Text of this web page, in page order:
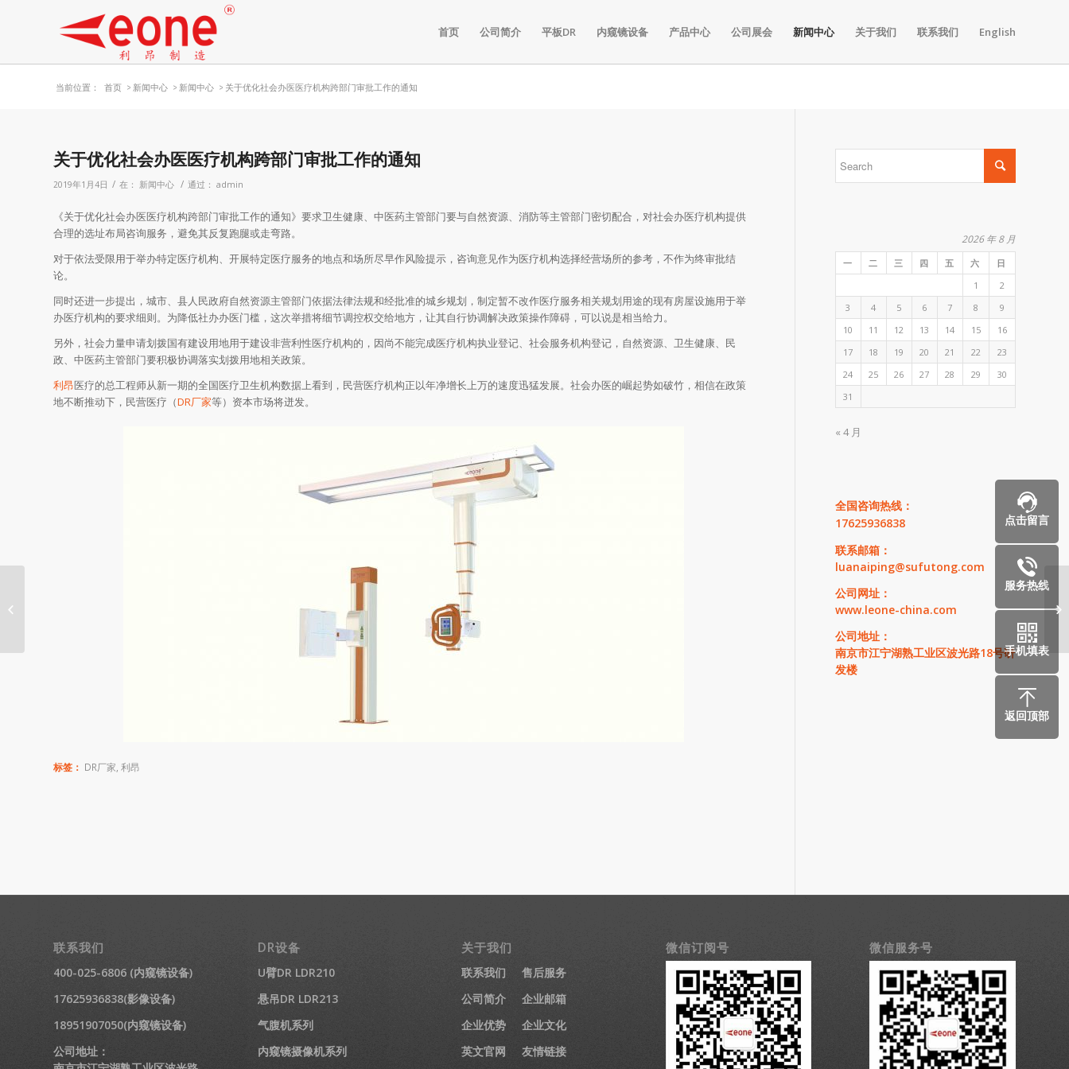
首页 公司简介 平板DR 内窥镜设备 产品中心 公司展会 新闻中心 关于我们 联系我们 English
当前位置： 首页 > 新闻中心 > 新闻中心 > 关于优化社会办医医疗机构跨部门审批工作的通知
关于优化社会办医医疗机构跨部门审批工作的通知
2019年1月4日 / 在： 新闻中心 / 通过： admin
《关于优化社会办医医疗机构跨部门审批工作的通知》要求卫生健康、中医药主管部门要与自然资源、消防等主管部门密切配合，对社会办医疗机构提供
合理的选址布局咨询服务，避免其反复跑腿或走弯路。
对于依法受限用于举办特定医疗机构、开展特定医疗服务的地点和场所尽早作风险提示，咨询意见作为医疗机构选择经营场所的参考，不作为终审批结
论。
同时还进一步提出，城市、县人民政府自然资源主管部门依据法律法规和经批准的城乡规划，制定暂不改作医疗服务相关规划用途的现有房屋设施用于举
办医疗机构的要求细则。为降低社办办医门槛，这次举措将细节调控权交给地方，让其自行协调解决政策操作障碍，可以说是相当给力。
另外，社会力量申请划拨国有建设用地用于建设非营利性医疗机构的，因尚不能完成医疗机构执业登记、社会服务机构登记，自然资源、卫生健康、民
政、中医药主管部门要积极协调落实划拨用地相关政策。
利昂医疗的总工程师从新一期的全国医疗卫生机构数据上看到，民营医疗机构正以年净增长上万的速度迅猛发展。社会办医的崛起势如破竹，相信在政策
地不断推动下，民营医疗（DR厂家等）资本市场将迸发。
标签： DR厂家, 利昂
2026 年 8 月
一 二 三 四 五 六
日
1
2
3
4 5 6 7 8
9
10
11 12 13 14 15
16
17
18 19 20 21 22
23
24
25 26 27 28 29
30
31
« 4 月
全国咨询热线：
17625936838
联系邮箱：
luanaiping@sufutong.com
公司网址：
www.leone-china.com
公司地址：
南京市江宁湖熟工业区波光路18号研
发楼
联系我们
400-025-6806 (内窥镜设备)
17625936838(影像设备)
18951907050(内窥镜设备)
公司地址：
DR设备
U臂DR LDR210
悬吊DR LDR213
气腹机系列
内窥镜摄像机系列
关于我们
联系我们
售后服务
公司简介
企业邮箱
企业优势
企业文化
英文官网
友情链接
微信订阅号 微信服务号
点击留言
服务热线
手机填表
返回顶部